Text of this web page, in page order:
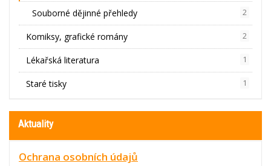
Souborné dějinné přehledy 2
Komiksy, grafické romány 2
Lékařská literatura 1
Staré tisky 1
Aktuality
Ochrana osobních údajů